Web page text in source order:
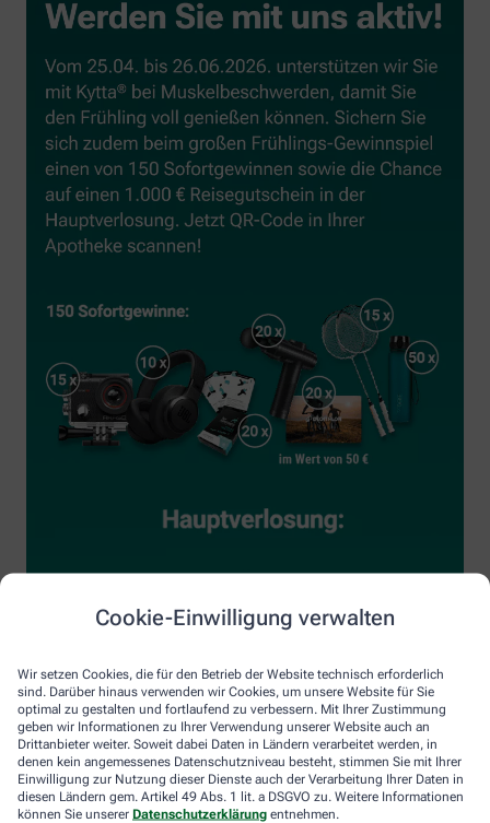
Cookie-Einwilligung verwalten
Wir setzen Cookies, die für den Betrieb der Website technisch erforderlich
sind. Darüber hinaus verwenden wir Cookies, um unsere Website für Sie
optimal zu gestalten und fortlaufend zu verbessern. Mit Ihrer Zustimmung
geben wir Informationen zu Ihrer Verwendung unserer Website auch an
Drittanbieter weiter. Soweit dabei Daten in Ländern verarbeitet werden, in
denen kein angemessenes Datenschutzniveau besteht, stimmen Sie mit Ihrer
Einwilligung zur Nutzung dieser Dienste auch der Verarbeitung Ihrer Daten in
diesen Ländern gem. Artikel 49 Abs. 1 lit. a DSGVO zu. Weitere Informationen
können Sie unserer Datenschutzerklärung entnehmen.